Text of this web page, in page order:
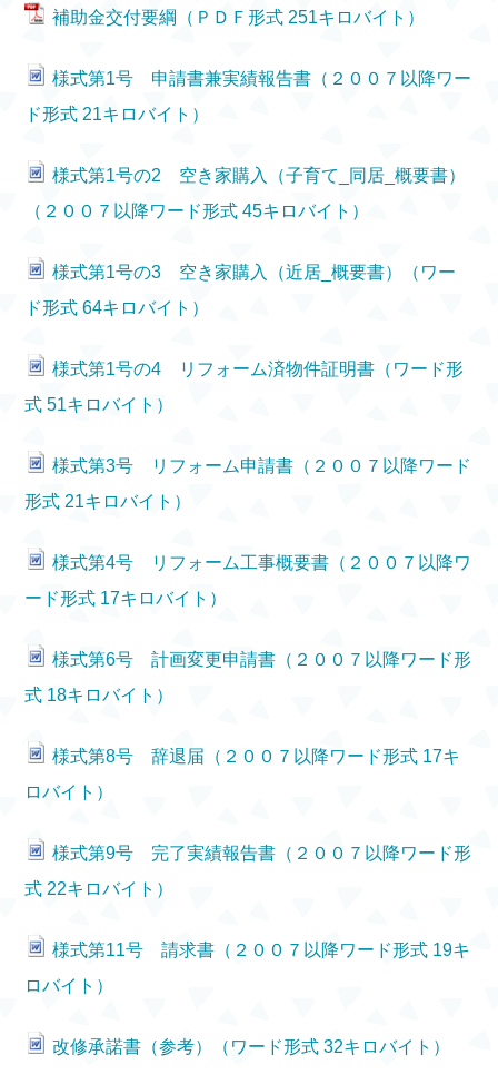
補助金交付要綱（ＰＤＦ形式 251キロバイト）
様式第1号 申請書兼実績報告書（２００７以降ワー
ド形式 21キロバイト）
様式第1号の2 空き家購入（子育て_同居_概要書）
（２００７以降ワード形式 45キロバイト）
様式第1号の3 空き家購入（近居_概要書）（ワー
ド形式 64キロバイト）
様式第1号の4 リフォーム済物件証明書（ワード形
式 51キロバイト）
様式第3号 リフォーム申請書（２００７以降ワード
形式 21キロバイト）
様式第4号 リフォーム工事概要書（２００７以降ワ
ード形式 17キロバイト）
様式第6号 計画変更申請書（２００７以降ワード形
式 18キロバイト）
様式第8号 辞退届（２００７以降ワード形式 17キ
ロバイト）
様式第9号 完了実績報告書（２００７以降ワード形
式 22キロバイト）
様式第11号 請求書（２００７以降ワード形式 19キ
ロバイト）
改修承諾書（参考）（ワード形式 32キロバイト）